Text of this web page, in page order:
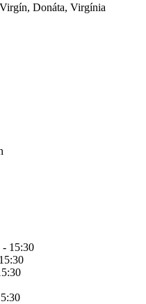
Donáta, Virgínia
- 15:30